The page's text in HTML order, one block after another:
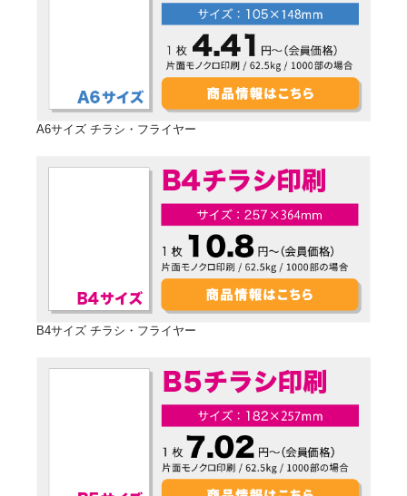
A6サイズ チラシ・フライヤー
B4サイズ チラシ・フライヤー